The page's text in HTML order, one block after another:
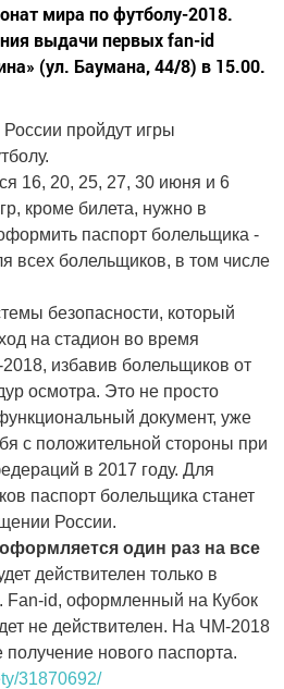
мира по футболу-2018.
выдачи первых fan-id
(ул. Баумана, 44/8) в 15.00.
пройдут игры
16, 20, 25, 27, 30 июня и 6
кроме билета, нужно в
паспорт болельщика -
всех болельщиков, в том числе
безопасности, который
на стадион во время
избавив болельщиков от
осмотра. Это не просто
документ, уже
с положительной стороны при
в 2017 году. Для
паспорт болельщика станет
России.
один раз на все
действителен только в
Fan-id, оформленный на Кубок
не действителен. На ЧМ-2018
получение нового паспорта.
31870692/